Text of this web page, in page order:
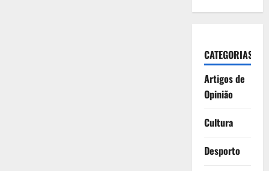
CATEGORIAS
Artigos de
Opinião
Cultura
Desporto